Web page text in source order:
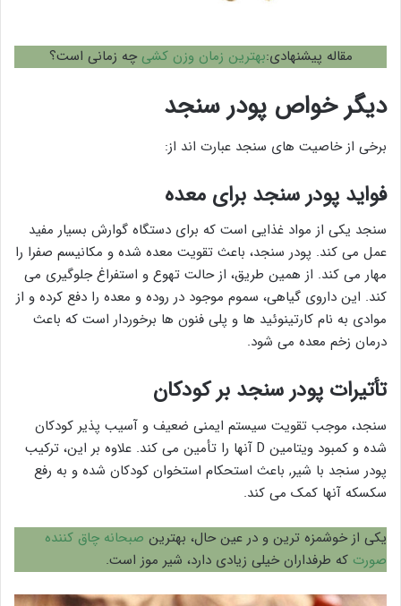
مقاله پیشنهادی:بهترین زمان وزن کشی چه زمانی است؟
دیگر خواص پودر سنجد
برخی از خاصیت های سنجد عبارت اند از:
فواید پودر سنجد برای معده
سنجد یکی از مواد غذایی است که برای دستگاه گوارش بسیار مفید
عمل می کند. پودر سنجد، باعث تقویت معده شده و مکانیسم صفرا را
مهار می کند. از همین طریق، از حالت تهوع و استفراغ جلوگیری می
کند. این داروی گیاهی، سموم موجود در روده و معده را دفع کرده و از
موادی به نام کارتینوئید ها و پلی فنون ها برخوردار است که باعث
درمان زخم معده می شود.
تأتیرات پودر سنجد بر کودکان
سنجد، موجب تقویت سیستم ایمنی ضعیف و آسیب پذیر کودکان
شده و کمبود ویتامین D آنها را تأمین می کند. علاوه بر این، ترکیب
پودر سنجد با شیر, باعث استحکام استخوان کودکان شده و به رفع
سکسکه آنها کمک می کند.
یکی از خوشمزه ترین و در عین حال، بهترین صبحانه چاق کننده
صورت که طرفداران خیلی زیادی دارد، شیر موز است.